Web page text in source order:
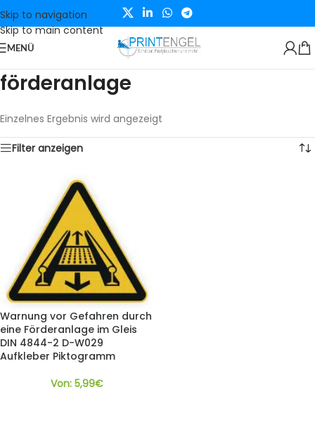
Skip to navigation
Skip to main content
MENÜ
förderanlage
Einzelnes Ergebnis wird angezeigt
Filter anzeigen
Warnung vor Gefahren durch
eine Förderanlage im Gleis
DIN 4844-2 D-W029
Aufkleber Piktogramm
Von: 5,99€